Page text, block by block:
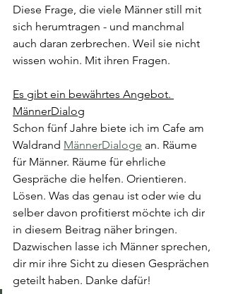
Diese Frage, die viele Männer still mit
sich herumtragen - und manchmal
auch daran zerbrechen. Weil sie nicht
wissen wohin. Mit ihren Fragen.
Es gibt ein bewährtes Angebot.
MännerDialog
Schon fünf Jahre biete ich im Cafe am
Waldrand MännerDialoge an. Räume
für Männer. Räume für ehrliche
Gespräche die helfen. Orientieren.
Lösen. Was das genau ist oder wie du
selber davon profitierst möchte ich dir
in diesem Beitrag näher bringen.
Dazwischen lasse ich Männer sprechen,
dir mir ihre Sicht zu diesen Gesprächen
geteilt haben. Danke dafür!